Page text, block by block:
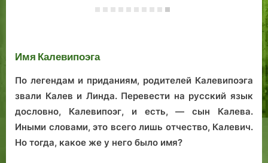
Имя Калевипоэга
По легендам и приданиям, родителей Калевипоэга
звали Калев и Линда. Перевести на русский язык
дословно, Калевипоэг, и есть, — сын Калева.
Иными словами, это всего лишь отчество, Калевич.
Но тогда, какое же у него было имя?